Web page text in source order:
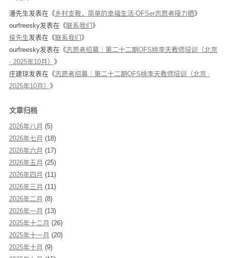
潘先生发表在《乡村支教，简单的幸福生活-OFSer志愿者接力晒》
ourfreesky发表在《联系我们 》
侯先生发表在《联系我们 》
ourfreesky发表在《志愿者招募｜第二十二期OFS桃李天教师培训（北京
· 2025年10月） 》
庄建琼发表在《志愿者招募｜第二十二期OFS桃李天教师培训（北京 ·
2025年10月） 》
文章归档
2026年八月 (5)
2026年七月 (18)
2026年六月 (17)
2026年五月 (25)
2026年四月 (11)
2026年三月 (11)
2026年二月 (8)
2026年一月 (13)
2025年十二月 (26)
2025年十一月 (20)
2025年十月 (9)